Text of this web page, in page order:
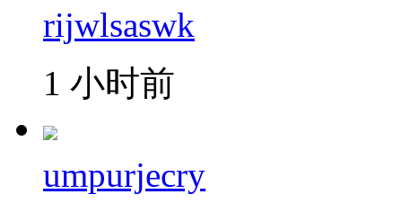
rijwlsaswk
1 小时前
umpurjecry